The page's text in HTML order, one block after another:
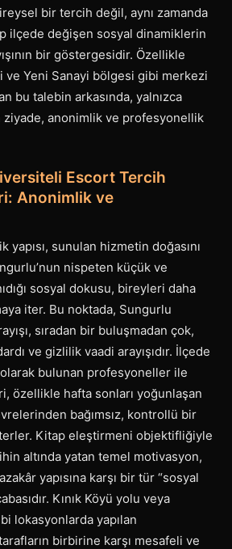
bir tercih değil, aynı zamanda
ilçede değişen sosyal dinamiklerin
bir göstergesidir. Özellikle
ve Yeni Sanayi bölgesi gibi merkezi
bu talebin arkasında, yalnızca
anonimlik ve profesyonellik
Escort Tercih
Anonimlik ve
sunulan hizmetin doğasını
nispeten küçük ve
sosyal dokusu, bireyleri daha
iter. Bu noktada, Sungurlu
sıradan bir buluşmadan çok,
ve gizlilik vaadi arayışıdır. İlçede
bulunan profesyoneller ile
özellikle hafta sonları yoğunlaşan
bağımsız, kontrollü bir
Kitap eleştirmeni objektifliğiyle
altında yatan temel motivasyon,
yapısına karşı bir tür “sosyal
Kınık Köyü yolu veya
lokasyonlarda yapılan
birbirine karşı mesafeli ve